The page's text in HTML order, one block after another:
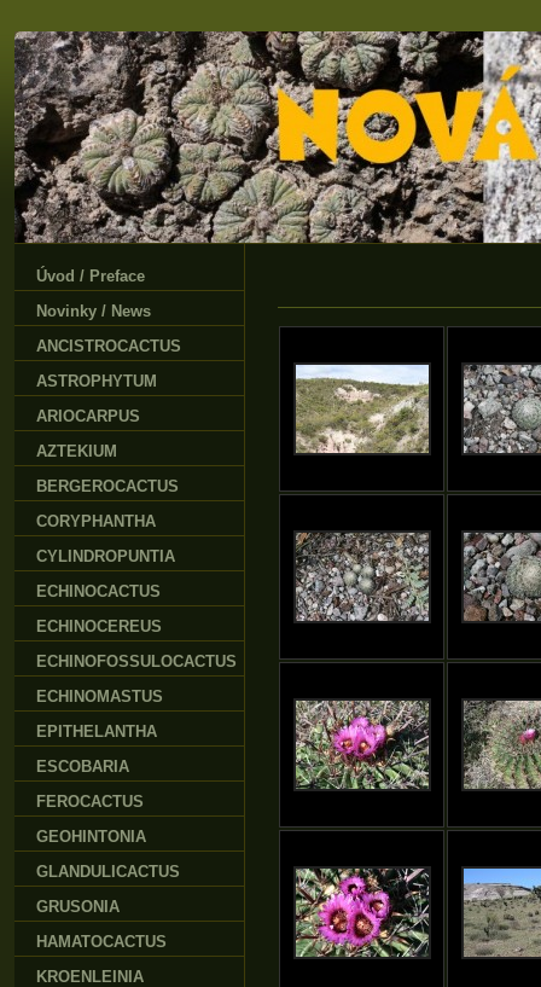
Úvod / Preface
Novinky / News
ANCISTROCACTUS
ASTROPHYTUM
ARIOCARPUS
AZTEKIUM
BERGEROCACTUS
CORYPHANTHA
CYLINDROPUNTIA
ECHINOCACTUS
ECHINOCEREUS
ECHINOFOSSULOCACTUS
ECHINOMASTUS
EPITHELANTHA
ESCOBARIA
FEROCACTUS
GEOHINTONIA
GLANDULICACTUS
GRUSONIA
HAMATOCACTUS
KROENLEINIA